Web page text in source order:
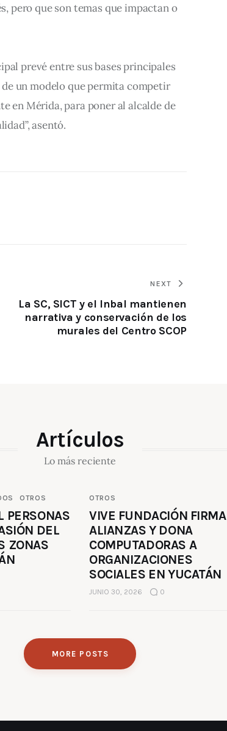
pero que son temas que impactan o
prevé entre sus bases principales
un modelo que permita competir
en Mérida, para poner al alcalde de
asentó.
NEXT
La SC, SICT y el Inbal mantienen
narrativa y conservación de los
murales del Centro SCOP
Artículos
Lo más reciente
OTROS
PERSONAS
DEL
ZONAS
OTROS
VIVE FUNDACIÓN FIRMA
ALIANZAS Y DONA
COMPUTADORAS A
ORGANIZACIONES
SOCIALES EN YUCATÁN
JUNIO 30, 2026 0
MORE POSTS